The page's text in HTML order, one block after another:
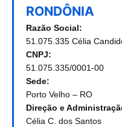
RONDÔNIA
Razão Social:
51.075.335 Célia
CNPJ:
51.075.335/0001-00
Sede:
Porto Velho – RO
Direção e
Célia C. dos Santos